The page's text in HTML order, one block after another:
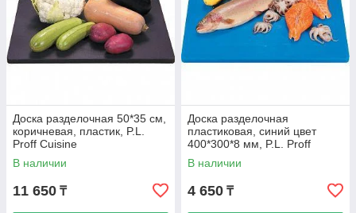
Доска разделочная 50*35 см,
коричневая, пластик, P.L.
Proff Cuisine
В наличии
11 650 ₸
Доска разделочная
пластиковая, синий цвет
400*300*8 мм, P.L. Proff
Cuisine
В наличии
4 650 ₸